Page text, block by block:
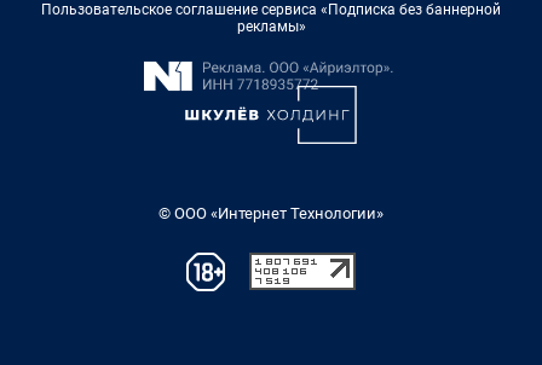
Пользовательское соглашение сервиса «Подписка без баннерной
рекламы»
© ООО «Интернет Технологии»